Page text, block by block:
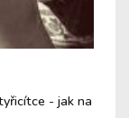
- jak na